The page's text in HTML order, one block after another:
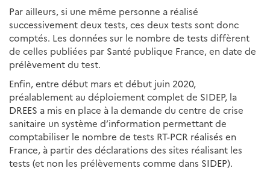
Par ailleurs, si une même personne a réalisé
successivement deux tests, ces deux tests sont donc
comptés. Les données sur le nombre de tests diffèrent
de celles publiées par Santé publique France, en date de
prélèvement du test.
Enfin, entre début mars et début juin 2020,
préalablement au déploiement complet de SIDEP, la
DREES a mis en place à la demande du centre de crise
sanitaire un système d’information permettant de
comptabiliser le nombre de tests RT-PCR réalisés en
France, à partir des déclarations des sites réalisant les
tests (et non les prélèvements comme dans SIDEP).